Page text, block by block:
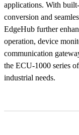
applications. With
conversion and
EdgeHub further
operation, device
communication
the ECU-1000 series
industrial needs.